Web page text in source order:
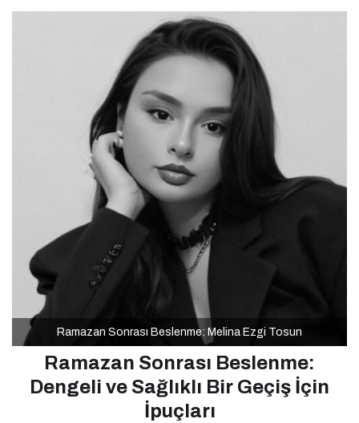
Ramazan Sonrası Beslenme: Melina Ezgi Tosun
Ramazan Sonrası Beslenme:
Dengeli ve Sağlıklı Bir Geçiş İçin
İpuçları